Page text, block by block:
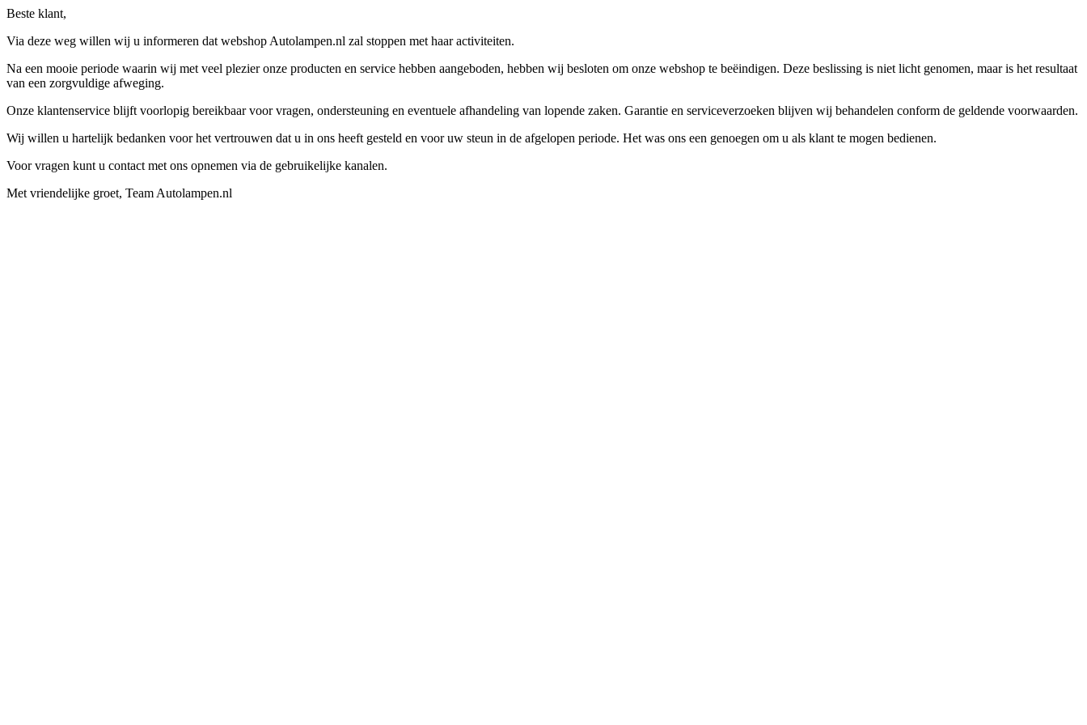
Beste klant,
Via deze weg willen wij u informeren dat webshop Autolampen.nl zal stoppen met haar activiteiten.
Na een mooie periode waarin wij met veel plezier onze producten en service hebben aangeboden, hebben wij besloten om onze webshop te beëindigen. Deze beslissing is niet licht genomen, maar is het resultaat
van een zorgvuldige afweging.
Onze klantenservice blijft voorlopig bereikbaar voor vragen, ondersteuning en eventuele afhandeling van lopende zaken. Garantie en serviceverzoeken blijven wij behandelen conform de geldende voorwaarden.
Wij willen u hartelijk bedanken voor het vertrouwen dat u in ons heeft gesteld en voor uw steun in de afgelopen periode. Het was ons een genoegen om u als klant te mogen bedienen.
Voor vragen kunt u contact met ons opnemen via de gebruikelijke kanalen.
Met vriendelijke groet, Team Autolampen.nl